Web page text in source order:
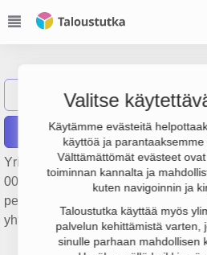
Valitse
Käytämme evästeitä
käyttöä ja parantaaksemme
Välttämättömät evästeet
toiminnan kannalta ja
kuten navigoinnin ja
Taloustutka käyttää myös
palvelun kehittämistä varten,
sinulle parhaan mahdollisen
Näytä haku
Raportit
Yrityksen Veljekset Marin Oy
000 € ja henkilöstömäärä 15. Sen
perustamisvuosi 1978 ja sijainti
yhtiömuoto Osakeyhtiö (OY).